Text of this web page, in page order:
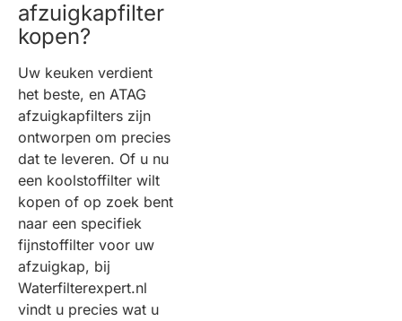
afzuigkapfilter
kopen?
Uw keuken verdient
het beste, en ATAG
afzuigkapfilters zijn
ontworpen om precies
dat te leveren. Of u nu
een koolstoffilter wilt
kopen of op zoek bent
naar een specifiek
fijnstoffilter voor uw
afzuigkap, bij
Waterfilterexpert.nl
vindt u precies wat u